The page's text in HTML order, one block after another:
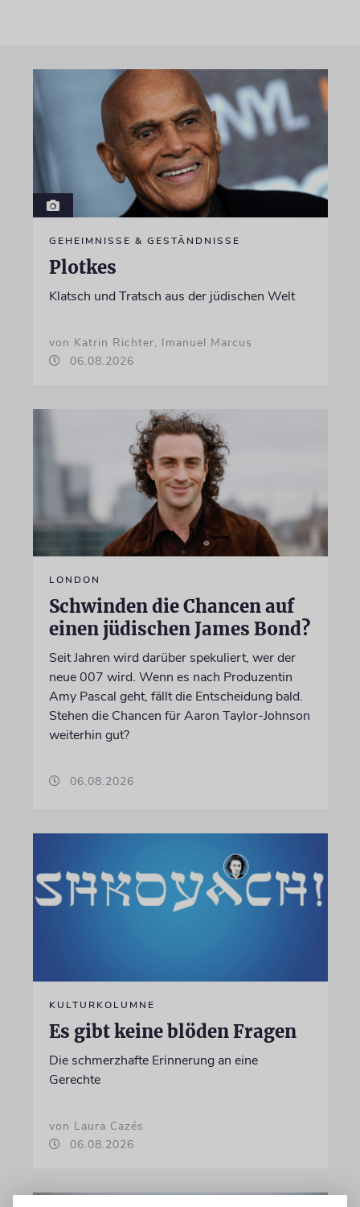
GEHEIMNISSE & GESTÄNDNISSE
Plotkes
Klatsch und Tratsch aus der jüdischen Welt
von Katrin Richter, Imanuel Marcus
06.08.2026
LONDON
Schwinden die Chancen auf
einen jüdischen James Bond?
Seit Jahren wird darüber spekuliert, wer der
neue 007 wird. Wenn es nach Produzentin
Amy Pascal geht, fällt die Entscheidung bald.
Stehen die Chancen für Aaron Taylor-Johnson
weiterhin gut?
06.08.2026
KULTURKOLUMNE
Es gibt keine blöden Fragen
Die schmerzhafte Erinnerung an eine
Gerechte
von Laura Cazés
06.08.2026